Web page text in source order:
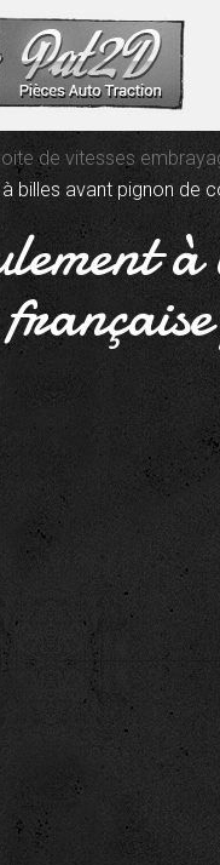
de vitesses
billes avant pignon de